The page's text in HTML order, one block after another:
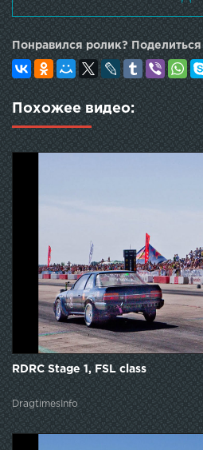
Понравился ролик?
Похожее видео:
RDRC Stage 1, FSL class
DragtimesInfo